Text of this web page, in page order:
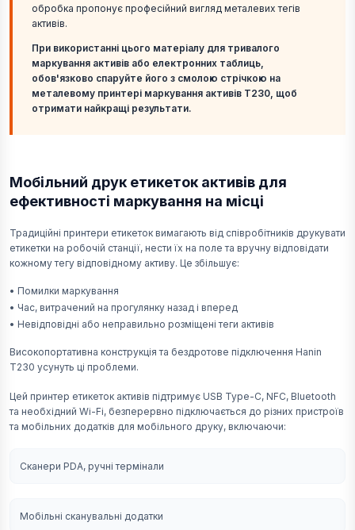
обробка пропонує професійний вигляд металевих тегів
активів.
При використанні цього матеріалу для тривалого
маркування активів або електронних таблиць,
обов'язково спаруйте його з смолою стрічкою на
металевому принтері маркування активів T230, щоб
отримати найкращі результати.
Мобільний друк етикеток активів для
ефективності маркування на місці
Традиційні принтери етикеток вимагають від співробітників друкувати
етикетки на робочій станції, нести їх на поле та вручну відповідати
кожному тегу відповідному активу. Це збільшує:
• Помилки маркування
• Час, витрачений на прогулянку назад і вперед
• Невідповідні або неправильно розміщені теги активів
Високопортативна конструкція та бездротове підключення Hanin
T230 усунуть ці проблеми.
Цей принтер етикеток активів підтримує USB Type-C, NFC, Bluetooth
та необхідний Wi-Fi, безперервно підключається до різних пристроїв
та мобільних додатків для мобільного друку, включаючи:
Сканери PDA, ручні термінали
Мобільні сканувальні додатки